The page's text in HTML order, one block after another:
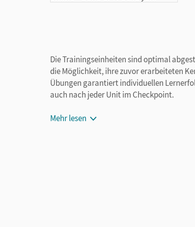
Die Trainingseinheiten sind optimal
die Möglichkeit, ihre zuvor erarbeiteten
Übungen garantiert individuellen
auch nach jeder Unit im Checkpoint.
Mehr lesen